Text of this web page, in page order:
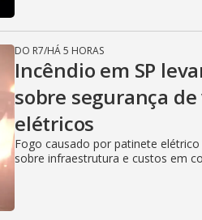
DO R7/HÁ 5 HORAS
Incêndio em SP
sobre segurança
elétricos
Fogo causado por patinete
sobre infraestrutura e custos em